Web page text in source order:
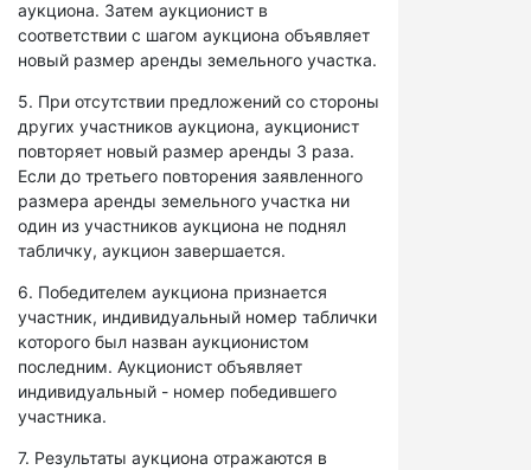
аукциона. Затем аукционист в
соответствии с шагом аукциона объявляет
новый размер аренды земельного участка.
5. При отсутствии предложений со стороны
других участников аукциона, аукционист
повторяет новый размер аренды 3 раза.
Если до третьего повторения заявленного
размера аренды земельного участка ни
один из участников аукциона не поднял
табличку, аукцион завершается.
6. Победителем аукциона признается
участник, индивидуальный номер таблички
которого был назван аукционистом
последним. Аукционист объявляет
индивидуальный - номер победившего
участника.
7. Результаты аукциона отражаются в